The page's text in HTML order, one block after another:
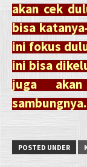
akan cek
bisa
ini fokus
ini bisa
juga akan
sambungnya.
POSTED UNDER